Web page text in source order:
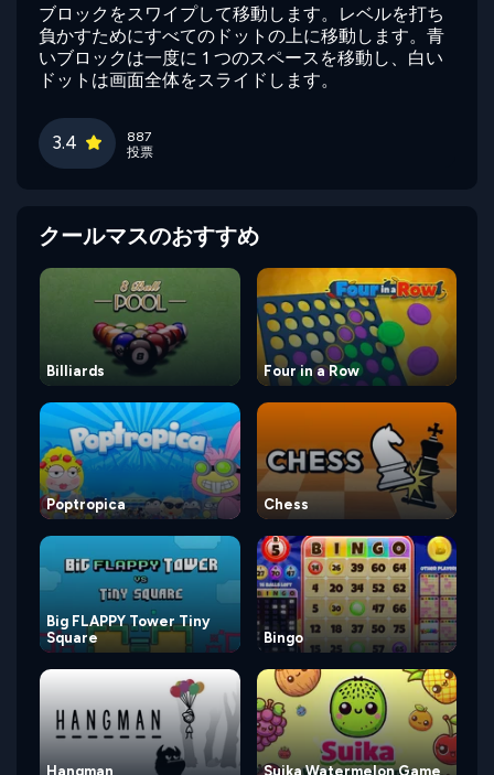
ブロックをスワイプして移動します。レベルを打ち
負かすためにすべてのドットの上に移動します。青
いブロックは一度に 1 つのスペースを移動し、白い
ドットは画面全体をスライドします。
3.4
887
投票
クールマスのおすすめ
Billiards Four in a Row
Poptropica Chess
Big FLAPPY Tower Tiny
Square
Bingo
Hangman Suika Watermelon Game